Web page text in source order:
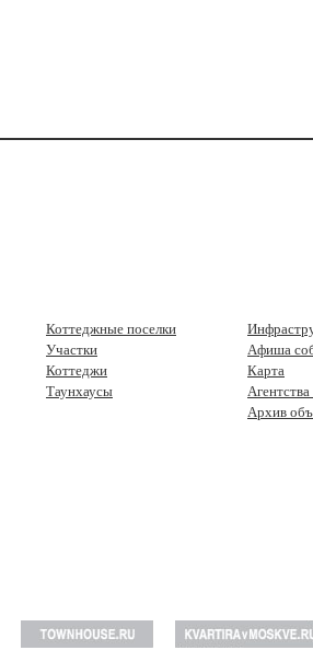
Коттеджные поселки
Участки
Коттеджи
Таунхаусы
Афиша
Карта
Архив